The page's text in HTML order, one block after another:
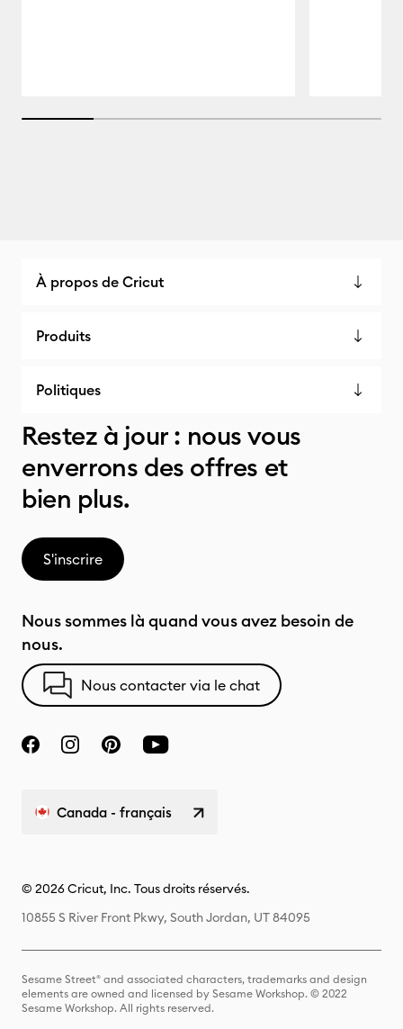
20% completed
À propos de Cricut
Produits
Politiques
Restez à jour : nous vous
enverrons des offres et
bien plus.
S'inscrire
Nous sommes là quand vous avez besoin de
nous.
Nous contacter via le chat
Canada - français
© 2026 Cricut, Inc. Tous droits réservés.
10855 S River Front Pkwy, South Jordan, UT 84095
Sesame Street® and associated characters, trademarks and design
elements are owned and licensed by Sesame Workshop. © 2022
Sesame Workshop. All rights reserved.